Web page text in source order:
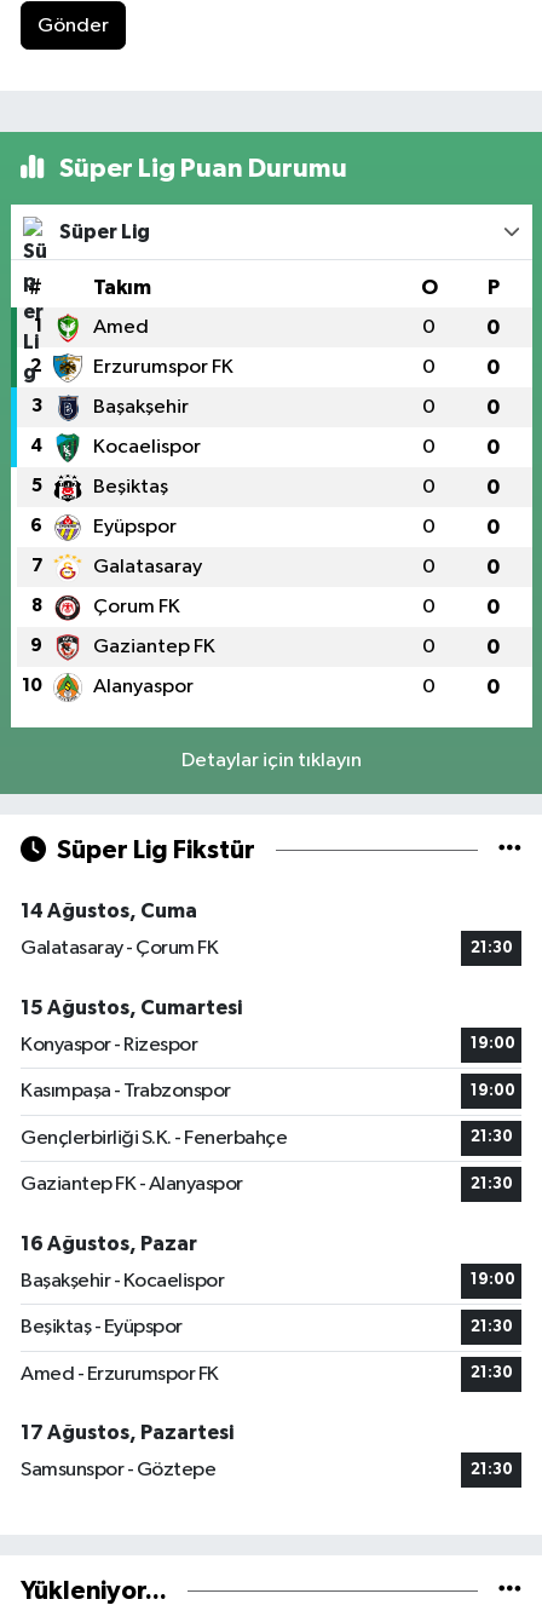
Gönder
Süper Lig Puan Durumu
Süper Lig
# Takım O P
1 Amed 0 0
2 Erzurumspor FK 0 0
3 Başakşehir 0 0
4 Kocaelispor 0 0
5 Beşiktaş 0 0
6 Eyüpspor 0 0
7 Galatasaray 0 0
8 Çorum FK 0 0
9 Gaziantep FK 0 0
10 Alanyaspor 0 0
Detaylar için tıklayın
Süper Lig Fikstür
14 Ağustos, Cuma
Galatasaray - Çorum FK
21:30
15 Ağustos, Cumartesi
Konyaspor - Rizespor
19:00
Kasımpaşa - Trabzonspor 19:00
Gençlerbirliği S.K. - Fenerbahçe 21:30
Gaziantep FK - Alanyaspor 21:30
16 Ağustos, Pazar
Başakşehir - Kocaelispor
19:00
Beşiktaş - Eyüpspor 21:30
Amed - Erzurumspor FK 21:30
17 Ağustos, Pazartesi
Samsunspor - Göztepe
21:30
Yükleniyor...